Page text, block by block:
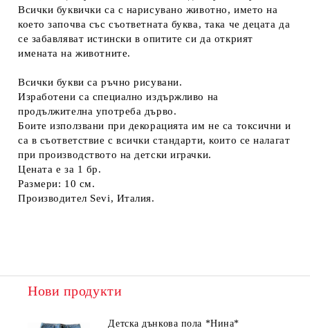
Всички буквички са с нарисувано животно, името на
което започва със съответната буква, така че децата да
се забавляват истински в опитите си да открият
имената на животните.
Всички букви са ръчно рисувани.
Изработени са специално издържливо на
продължителна употреба дърво.
Боите използвани при декорацията им не са токсични и
са в съответствие с всички стандарти, които се налагат
при производството на детски играчки.
Цената е за 1 бр.
Размери: 10 см.
Производител Sevi, Италия.
Нови продукти
Детска дънкова пола *Нина*